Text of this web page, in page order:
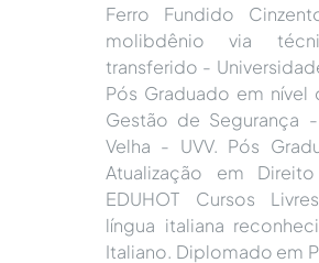
Ferro Fundido
molibdênio via
transferido -
Pós Graduado em nível
Gestão de Segurança
Velha - UVV. Pós
Atualização em
EDUHOT Cursos
língua italiana
Italiano. Diplomado em